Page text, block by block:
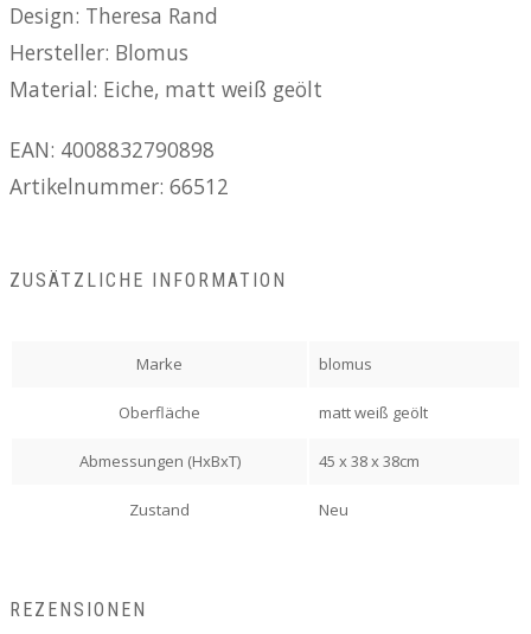
Design: Theresa Rand
Hersteller: Blomus
Material: Eiche, matt weiß geölt
EAN: 4008832790898
Artikelnummer: 66512
ZUSÄTZLICHE INFORMATION
Marke blomus
Oberfläche matt weiß geölt
Abmessungen (HxBxT) 45 x 38 x 38cm
Zustand Neu
REZENSIONEN